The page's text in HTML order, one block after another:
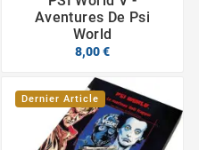
Aventures De Psi
World
8,00 €
Dernier Article